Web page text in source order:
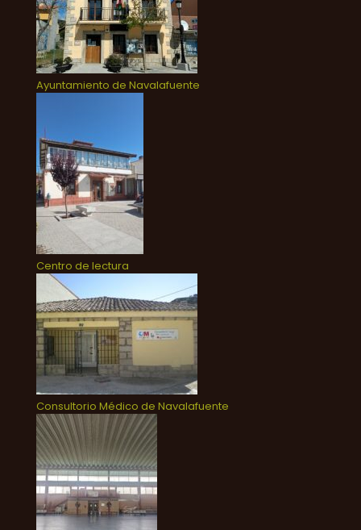
Ayuntamiento de Navalafuente
Centro de lectura
Consultorio Médico de Navalafuente